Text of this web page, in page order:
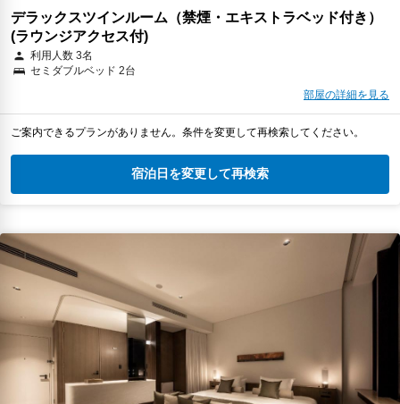
デラックスツインルーム（禁煙・エキストラベッド付き）
(ラウンジアクセス付)
利用人数 3名
セミダブルベッド 2台
部屋の詳細を見る
ご案内できるプランがありません。条件を変更して再検索してください。
宿泊日を変更して再検索